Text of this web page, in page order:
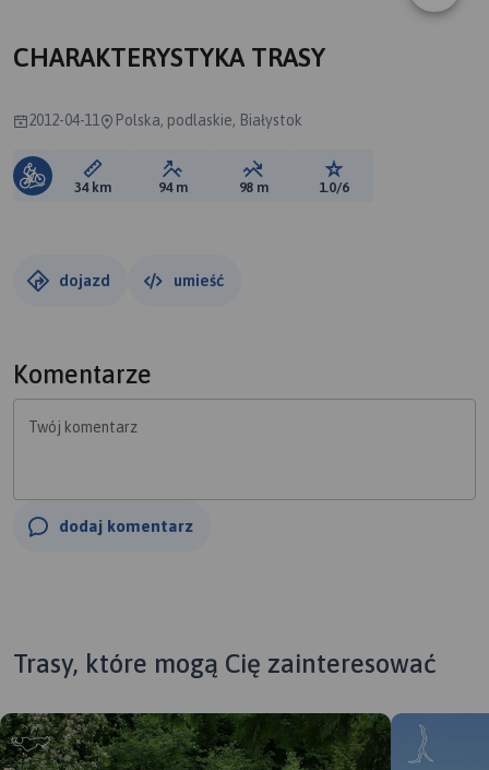
CHARAKTERYSTYKA TRASY
2012-04-11 Polska, podlaskie, Białystok
Długość trasy:
34 km Suma przewyższeń:
94 m Suma spadków:
98 m Ocena trasy:
1.0/6
dojazd umieść
Komentarze
Twój komentarz
dodaj komentarz
Trasy, które mogą Cię zainteresować